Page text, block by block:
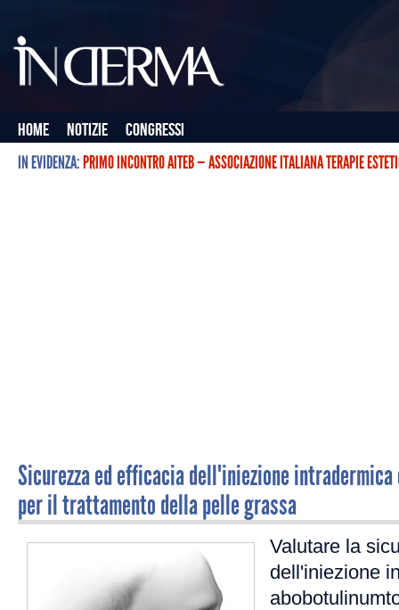
Home Notizie
Congressi
IN EVIDENZA:PRIMO INCONTRO AITEB — ASSOCIAZIONE ITALIANA TERAPIE
Sicurezza ed efficacia dell'iniezione
per il trattamento della pelle grassa
Valutare la
dell'iniezione